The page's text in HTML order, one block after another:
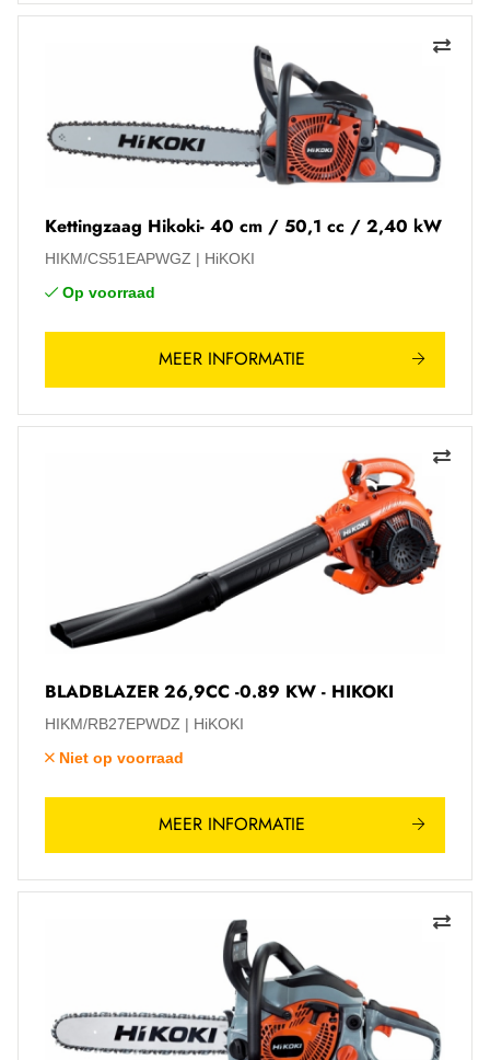
Kettingzaag Hikoki- 40 cm / 50,1 cc / 2,40 kW
HIKM/CS51EAPWGZ
HiKOKI
Op voorraad
MEER INFORMATIE
BLADBLAZER 26,9CC -0.89 KW - HIKOKI
HIKM/RB27EPWDZ
HiKOKI
Niet op voorraad
MEER INFORMATIE